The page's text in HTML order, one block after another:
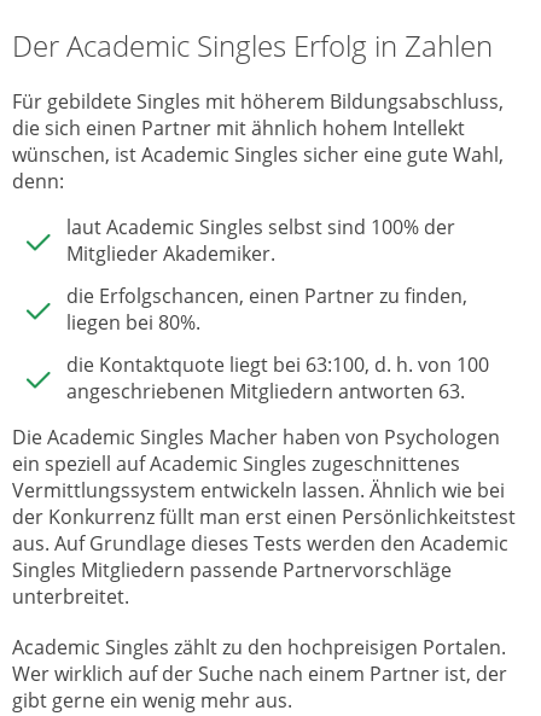
Der Academic Singles Erfolg in Zahlen
Für gebildete Singles mit höherem Bildungsabschluss,
die sich einen Partner mit ähnlich hohem Intellekt
wünschen, ist Academic Singles sicher eine gute Wahl,
denn:
laut Academic Singles selbst sind 100% der
Mitglieder Akademiker.
die Erfolgschancen, einen Partner zu finden,
liegen bei 80%.
die Kontaktquote liegt bei 63:100, d. h. von 100
angeschriebenen Mitgliedern antworten 63.
Die Academic Singles Macher haben von Psychologen
ein speziell auf Academic Singles zugeschnittenes
Vermittlungssystem entwickeln lassen. Ähnlich wie bei
der Konkurrenz füllt man erst einen Persönlichkeitstest
aus. Auf Grundlage dieses Tests werden den Academic
Singles Mitgliedern passende Partnervorschläge
unterbreitet.
Academic Singles zählt zu den hochpreisigen Portalen.
Wer wirklich auf der Suche nach einem Partner ist, der
gibt gerne ein wenig mehr aus.